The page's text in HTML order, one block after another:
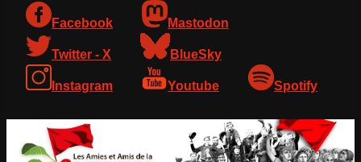
Facebook Mastodon
Twitter - X BlueSky
Instagram Youtube Spotify